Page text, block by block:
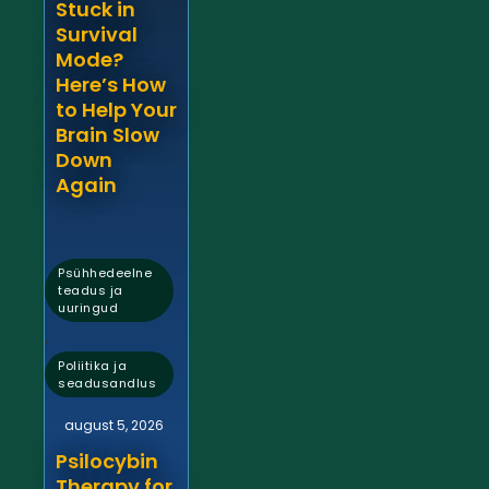
Stuck in
Survival
Mode?
Here’s How
to Help Your
Brain Slow
Down
Again
Psühhedeelne
teadus ja
uuringud
,
Poliitika ja
seadusandlus
august 5, 2026
Psilocybin